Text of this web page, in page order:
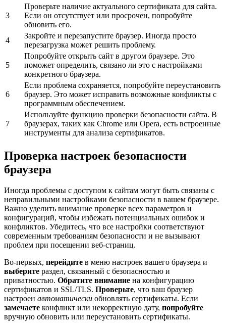
3
Проверьте наличие актуального сертификата для сайта.
Если он отсутствует или просрочен, попробуйте
обновить его.
4
Закройте и перезапустите браузер. Иногда просто
перезагрузка может решить проблему.
5
Попробуйте открыть сайт в другом браузере. Это
поможет определить, связано ли это с настройками
конкретного браузера.
6
Если проблема сохраняется, попробуйте переустановить
браузер. Это может исправить возможные конфликты с
программным обеспечением.
7
Используйте функцию проверки безопасности сайта. В
браузерах, таких как Chrome или Opera, есть встроенные
инструменты для анализа сертификатов.
Проверка настроек безопасности
браузера
Иногда проблемы с доступом к сайтам могут быть связаны с
неправильными настройками безопасности в вашем браузере.
Важно уделить внимание проверке всех параметров и
конфигураций, чтобы избежать потенциальных ошибок и
конфликтов. Убедитесь, что все настройки соответствуют
современным требованиям безопасности и не вызывают
проблем при посещении веб-страниц.
Во-первых, перейдите в меню настроек вашего браузера и
выберите раздел, связанный с безопасностью и
приватностью. Обратите внимание на конфигурацию
сертификатов и SSL/TLS. Проверьте, что ваш браузер
настроен автоматически обновлять сертификаты. Если
замечаете конфликт или некорректную дату, попробуйте
вручную обновить или переустановить сертификаты.